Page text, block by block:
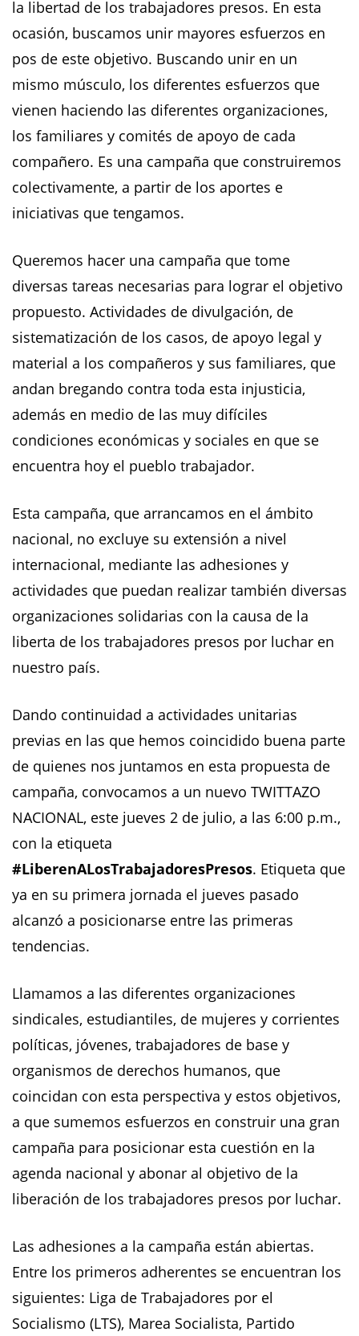
la libertad de los trabajadores presos. En esta
ocasión, buscamos unir mayores esfuerzos en
pos de este objetivo. Buscando unir en un
mismo músculo, los diferentes esfuerzos que
vienen haciendo las diferentes organizaciones,
los familiares y comités de apoyo de cada
compañero. Es una campaña que construiremos
colectivamente, a partir de los aportes e
iniciativas que tengamos.
Queremos hacer una campaña que tome
diversas tareas necesarias para lograr el objetivo
propuesto. Actividades de divulgación, de
sistematización de los casos, de apoyo legal y
material a los compañeros y sus familiares, que
andan bregando contra toda esta injusticia,
además en medio de las muy difíciles
condiciones económicas y sociales en que se
encuentra hoy el pueblo trabajador.
Esta campaña, que arrancamos en el ámbito
nacional, no excluye su extensión a nivel
internacional, mediante las adhesiones y
actividades que puedan realizar también diversas
organizaciones solidarias con la causa de la
liberta de los trabajadores presos por luchar en
nuestro país.
Dando continuidad a actividades unitarias
previas en las que hemos coincidido buena parte
de quienes nos juntamos en esta propuesta de
campaña, convocamos a un nuevo TWITTAZO
NACIONAL, este jueves 2 de julio, a las 6:00 p.m.,
con la etiqueta
#LiberenALosTrabajadoresPresos. Etiqueta que
ya en su primera jornada el jueves pasado
alcanzó a posicionarse entre las primeras
tendencias.
Llamamos a las diferentes organizaciones
sindicales, estudiantiles, de mujeres y corrientes
políticas, jóvenes, trabajadores de base y
organismos de derechos humanos, que
coincidan con esta perspectiva y estos objetivos,
a que sumemos esfuerzos en construir una gran
campaña para posicionar esta cuestión en la
agenda nacional y abonar al objetivo de la
liberación de los trabajadores presos por luchar.
Las adhesiones a la campaña están abiertas.
Entre los primeros adherentes se encuentran los
siguientes: Liga de Trabajadores por el
Socialismo (LTS), Marea Socialista, Partido